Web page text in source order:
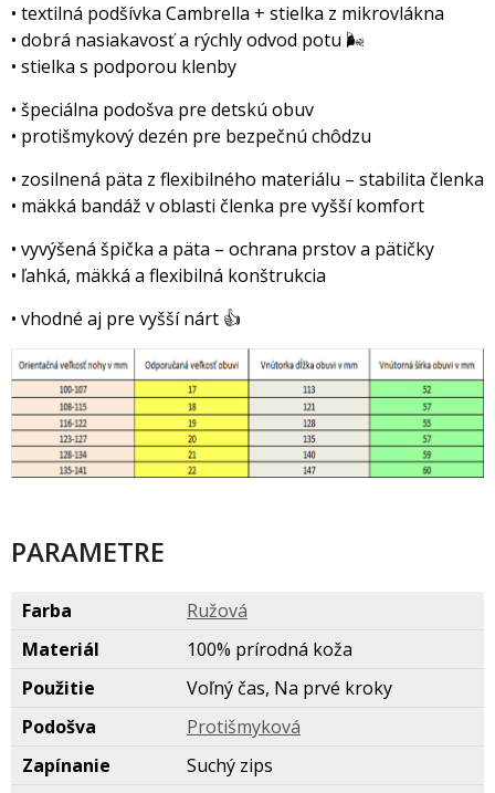
• textilná podšívka Cambrella + stielka z mikrovlákna
• dobrá nasiakavosť a rýchly odvod potu 🌬️
• stielka s podporou klenby
• špeciálna podošva pre detskú obuv
• protišmykový dezén pre bezpečnú chôdzu
• zosilnená päta z flexibilného materiálu – stabilita členka
• mäkká bandáž v oblasti členka pre vyšší komfort
• vyvýšená špička a päta – ochrana prstov a pätičky
• ľahká, mäkká a flexibilná konštrukcia
• vhodné aj pre vyšší nárt 👍
PARAMETRE
Farba
Ružov
Materiál
100% prírodná koža
Použitie
Voľný čas, Na prvé kroky
Podošva
Protišmykov
Zapínanie
Suchý zips